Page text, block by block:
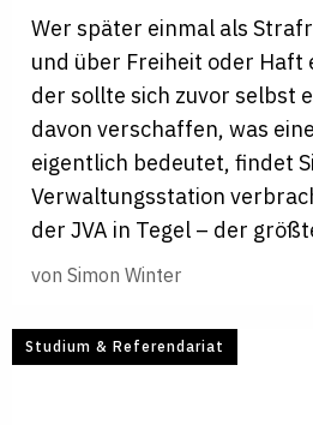
Wer später einmal als
und über Freiheit oder Haft
der sollte sich zuvor selbst
davon verschaffen, was
eigentlich bedeutet, findet
Verwaltungsstation
der JVA in Tegel – der
von Simon Winter
Studium & Referendariat